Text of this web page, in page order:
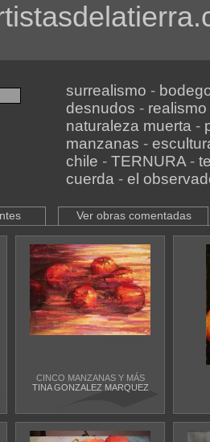
surrealismo -
desnudos - realismo
naturaleza muerta -
manzanas -
chile - TERNURA -
cuerda - el
Ver obras comentadas
CINCO MANZANAS Y MÁS
TINA GONZALEZ MARQUEZ